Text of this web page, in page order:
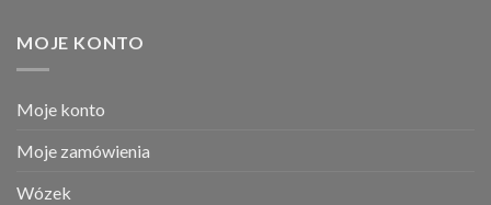
MOJE KONTO
Moje konto
Moje zamówienia
Wózek